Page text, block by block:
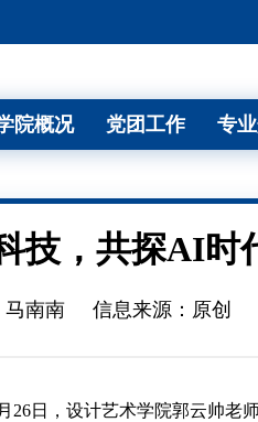
院概况 党团工作 专
技，共探AI时
马南南 信息来源：原创
日，设计艺术学院郭云帅老